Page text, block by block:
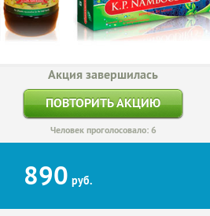
Акция завершилась
ПОВТОРИТЬ АКЦИЮ
Человек проголосовало: 6
890 руб.